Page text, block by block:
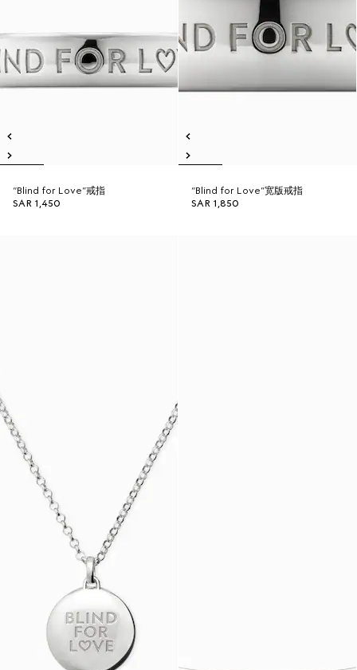
“Blind for Love”戒指
SAR 1,450
“Blind for Love”宽版戒指
SAR 1,850